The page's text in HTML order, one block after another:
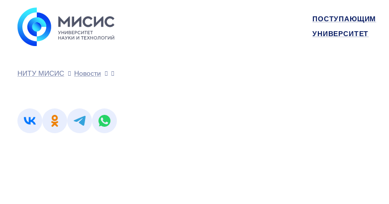
ПОСТУПАЮЩИМ
УНИВЕРСИТЕТ
НИТУ МИСИС
Новости